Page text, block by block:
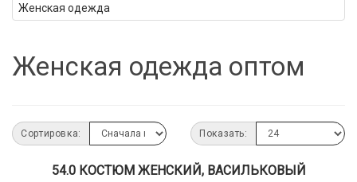
Женская одежда
Женская одежда оптом
Сортировка: Показать:
54.0 КОСТЮМ ЖЕНСКИЙ, ВАСИЛЬКОВЫЙ